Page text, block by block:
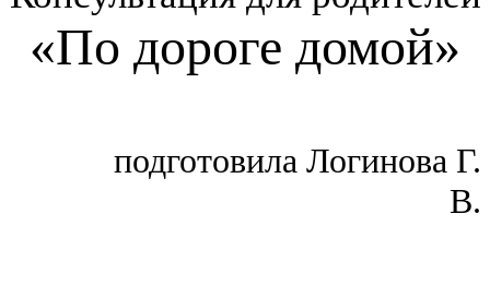
«По дороге домой»
подготовила Логинова Г.
В.